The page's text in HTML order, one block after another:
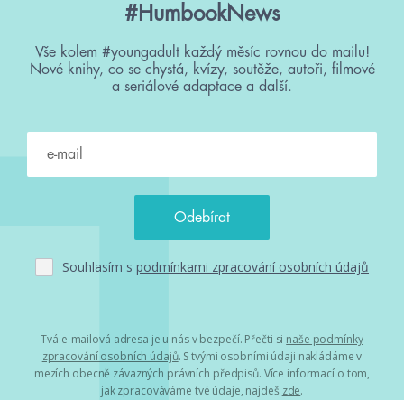
#HumbookNews
Vše kolem #youngadult každý měsíc rovnou do mailu!
Nové knihy, co se chystá, kvízy, soutěže, autoři, filmové
a seriálové adaptace a další.
Souhlasím s podmínkami zpracování osobních údajů
Tvá e-mailová adresa je u nás v bezpečí. Přečti si naše podmínky
zpracování osobních údajů. S tvými osobními údaji nakládáme v
mezích obecně závazných právních předpisů. Více informací o tom,
jak zpracováváme tvé údaje, najdeš zde.